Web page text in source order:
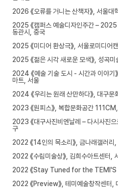
2026 《오류를 거니는 산책자》, 서울대
2025 《캠퍼스 예술디자인주간 – 2025
동관시, 중국
2025 《미디어 환상극》, 서울로미디어
2025 《젊은 시각 새로운 모색》, 성곡미
2024 《예술 기술 도시 - 시간과 이야기
마트, 서울
2024 《우리는 원래 산만하다》, 대구문
2023 《원피스》, 복합문화공간
2023 《대구사진비엔날레 – 다시사진
구
2022 《14인의 목소리》, 금나래갤러리,
2022 《수림미술상》, 김희수아트센터,
2022 《Stay Tuned for the TEMI'S
2022 《Preview》, 테미예술창작센터,